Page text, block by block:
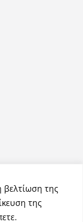
βελτίωση της
της